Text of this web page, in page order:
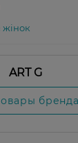
жінок
ART G
бренда